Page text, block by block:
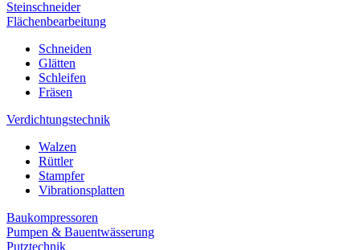
Steinschneider
Flächenbearbeitung
Schneiden
Glätten
Schleifen
Fräsen
Verdichtungstechnik
Walzen
Rüttler
Stampfer
Vibrationsplatten
Baukompressoren
Pumpen & Bauentwässerung
Putztechnik